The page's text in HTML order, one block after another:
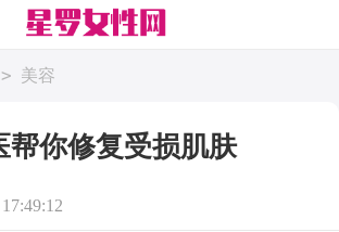
> 美容
帮你修复受损肌肤